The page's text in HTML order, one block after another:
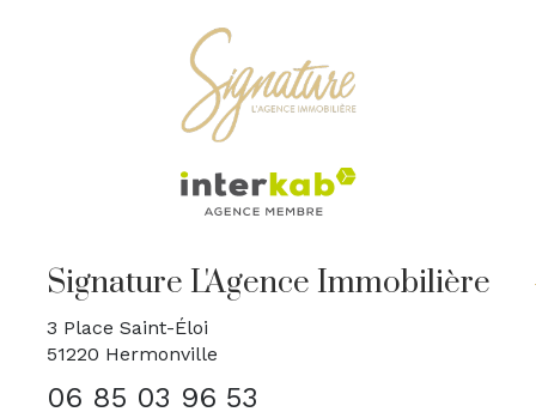
Signature L'Agence Immobilière
3 Place Saint-Éloi
51220 Hermonville
06 85 03 96 53